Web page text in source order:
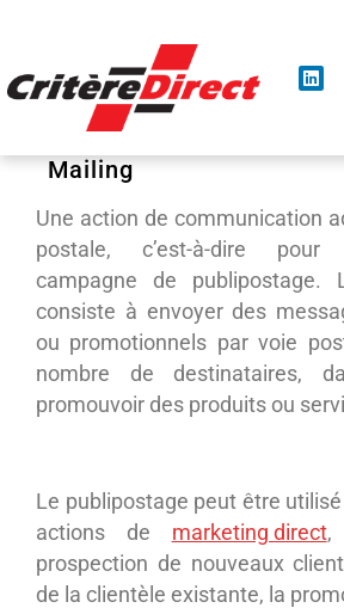
Mailing
Une action de communication
postale, c’est-à-dire
campagne de publipostage.
consiste à envoyer des
ou promotionnels par voie
nombre de destinataires,
promouvoir des produits ou
Le publipostage peut être
actions de marketing direct,
prospection de nouveaux
de la clientèle existante, la